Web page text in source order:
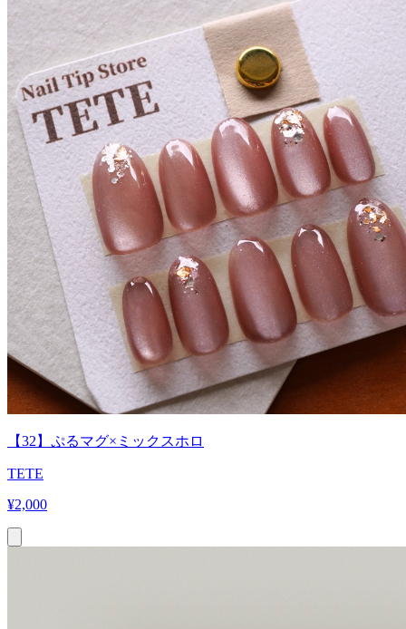
【32】ぷるマグ×ミックスホロ
TETE
¥2,000